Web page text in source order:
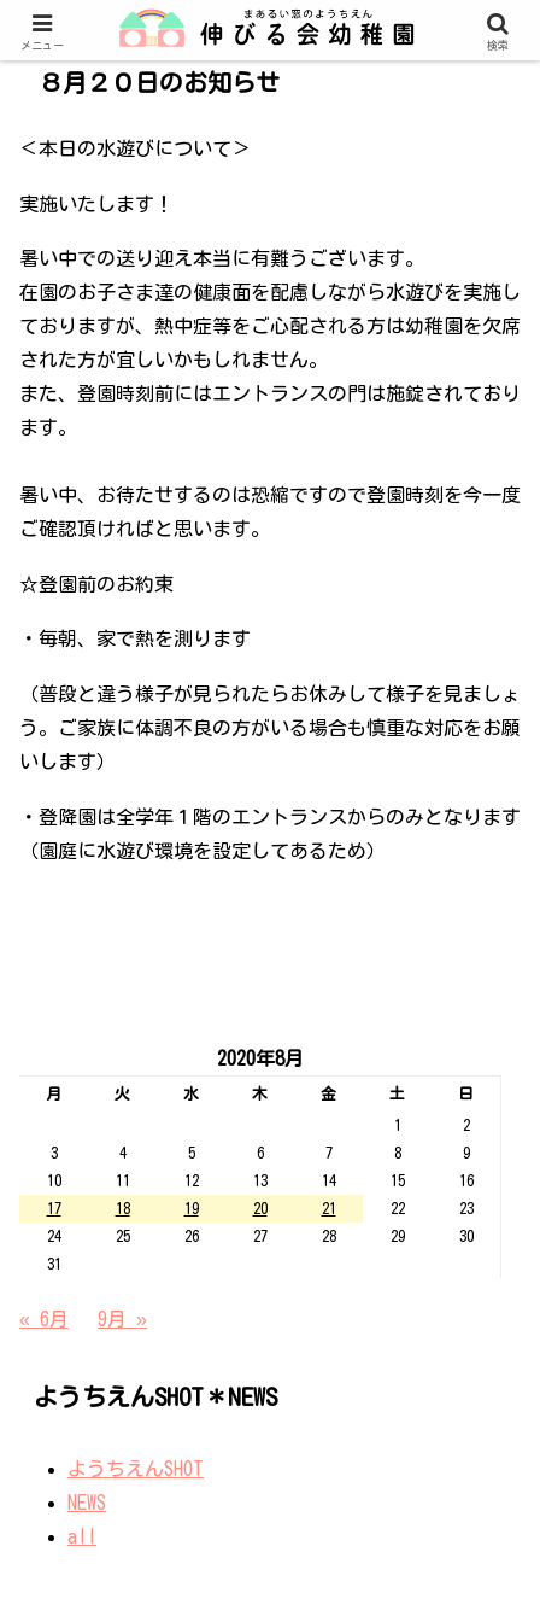
８月２０日のお知らせ
＜本日の水遊びについて＞
実施いたします！
暑い中での送り迎え本当に有難うございます。
在園のお子さま達の健康面を配慮しながら水遊びを実施し
ておりますが、熱中症等をご心配される方は幼稚園を欠席
された方が宜しいかもしれません。
また、登園時刻前にはエントランスの門は施錠されており
ます。
暑い中、お待たせするのは恐縮ですので登園時刻を今一度
ご確認頂ければと思います。
☆登園前のお約束
・毎朝、家で熱を測ります
（普段と違う様子が見られたらお休みして様子を見ましょ
う。ご家族に体調不良の方がいる場合も慎重な対応をお願
いします）
・登降園は全学年１階のエントランスからのみとなります
（園庭に水遊び環境を設定してあるため）
2020年8月
月 火 水 木 金 土
日
1
2
3
4 5 6 7 8
9
10
11 12 13 14 15
16
17
18 19 20 21 22
23
24
25 26 27 28 29
30
31
« 6月 9月 »
ようちえんSHOT＊NEWS
ようちえんSHOT
NEWS
all
メニュー 検索